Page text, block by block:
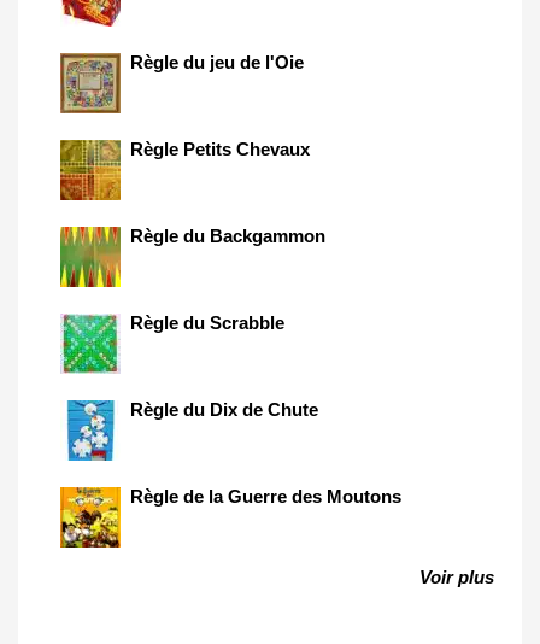
Règle du jeu de l'Oie
Règle Petits Chevaux
Règle du Backgammon
Règle du Scrabble
Règle du Dix de Chute
Règle de la Guerre des Moutons
Voir plus